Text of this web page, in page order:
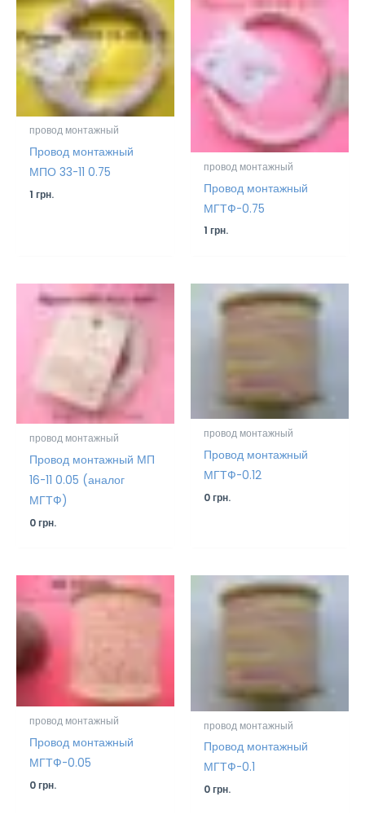
провод монтажный
Провод монтажный
МПО 33-11 0.75
1грн.
провод монтажный
Провод монтажный
МГТФ-0.75
1грн.
провод монтажный
Провод монтажный МП
16-11 0.05 (аналог
МГТФ)
0грн.
провод монтажный
Провод монтажный
МГТФ-0.12
0грн.
провод монтажный
Провод монтажный
МГТФ-0.05
0грн.
провод монтажный
Провод монтажный
МГТФ-0.1
0грн.